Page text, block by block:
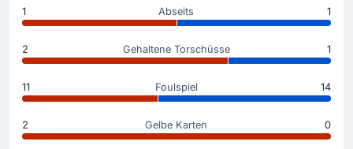
Gelbe Karte für Nacho Perez Gomez.
Spielerwechsel
Nacho Perez Gomez
Jeremy Toljan bei Levante UD.
1 Abseits 1
2 Gehaltene Torschüsse 1
11 Foulspiel 14
2 Gelbe Karten 0